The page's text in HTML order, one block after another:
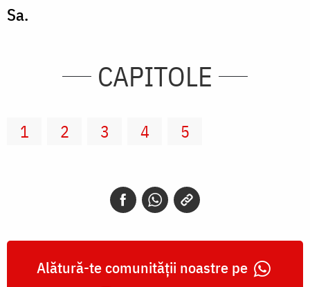
Sa.
CAPITOLE
1 2 3 4 5
Alătură-te comunității noastre pe